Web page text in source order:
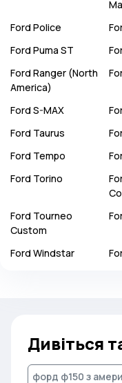
Ford Police
Ford Puma ST
Ford Ranger (North
America)
Ford S-MAX
Ford Taurus
Ford Tempo
Ford Torino
Ford Tourneo
Custom
Ford Windstar
Дивіться
форд ф150 з